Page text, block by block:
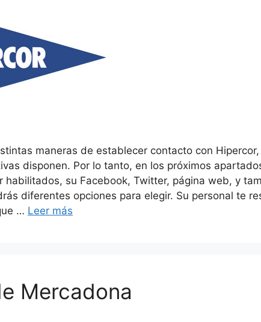
maneras de establecer contacto con
disponen. Por lo tanto, en los próximos
habilitados, su Facebook, Twitter, página web, y
diferentes opciones para elegir. Su personal te
… Leer más
Mercadona